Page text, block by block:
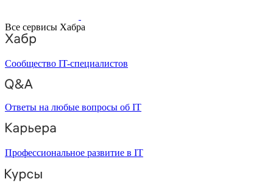
Все сервисы Хабра
Сообщество IT-специалистов
Ответы на любые вопросы об IT
Профессиональное развитие в IT